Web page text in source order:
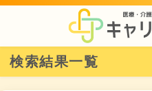
検索結果一覧